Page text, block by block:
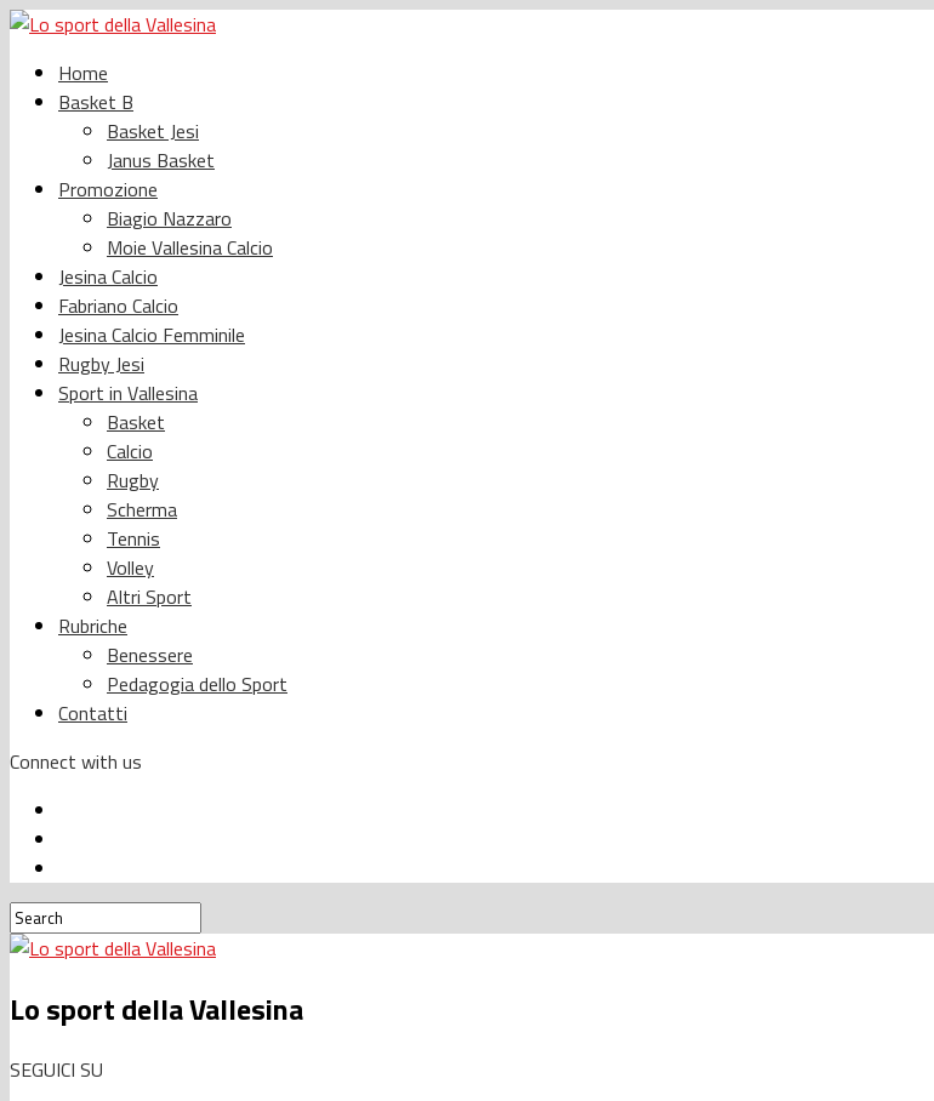
Home
Basket B
Basket Jesi
Janus Basket
Promozione
Biagio Nazzaro
Moie Vallesina Calcio
Jesina Calcio
Fabriano Calcio
Jesina Calcio Femminile
Rugby Jesi
Sport in Vallesina
Basket
Calcio
Rugby
Scherma
Tennis
Volley
Altri Sport
Rubriche
Benessere
Pedagogia dello Sport
Contatti
Connect with us
Lo sport della Vallesina
SEGUICI SU